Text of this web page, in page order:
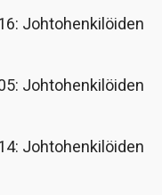
Johtohenkilöiden
Johtohenkilöiden
Johtohenkilöiden